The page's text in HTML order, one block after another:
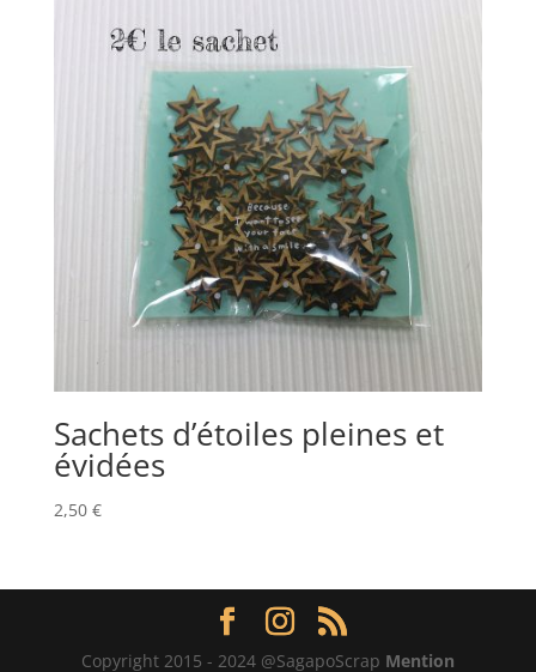
Sachets d’étoiles pleines et
évidées
2,50 €
Copyright 2015 - 2024 @SagapoScrap Mention